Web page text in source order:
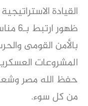
القيادة
بالأمن القومى
المشروعات
حفظ الله مصر
من كل سوء.